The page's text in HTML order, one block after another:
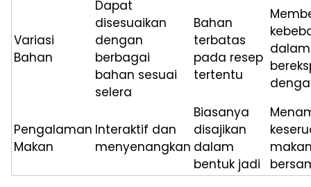
Variasi
Bahan
Dapat
disesuaikan
dengan
berbagai
bahan sesuai
selera
Bahan
terbatas
pada resep
tertentu
dalam
Pengalaman
Makan
Interaktif dan
menyenangkan
Biasanya
disajikan
dalam
bentuk jadi